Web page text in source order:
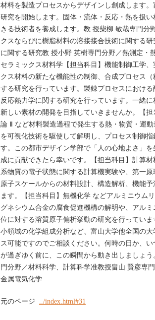
材料を製造プロセスからデザインし創成します
研究を開始します。固体・流体・反応・熱を扱
きる技術者を養成します。教 授柴柳 敏哉専門分
クスならびに樹脂材料の溶接接合技術に関する
に関する研究教 授小野 英樹専門分野／熱
セラミックス材料学【担当科目】機能制御工学、
クス材料の新たな機能性の制御、合成プロセス（
する研究を行っています。製錬プロセスにおける
反応熱力学に関する研究を行っています。一緒に
新しい素材の開発を目指していきませんか。【
論 Ⅱ など材料製造過程で発生する熱・物質・運
を可視化技術を駆使して解明し、プロセス制御指
す。この都市デザイン学部で「人の心地よさ」
成に貢献できたら幸いです。【担当科目】計算材
系物質の電子状態に関する計算機実験や、第一原
原子スケールからの材料設計、構造解析、機能
ます。【担当科目】無機化学 などアルミニウム
グネシウム合金の腐食促進機構の解明や、アル
位に対する溶質原子偏析挙動の研究を行ってい
小領域の化学組成分析など、富山大学他全国の
ス可能ですのでご相談ください。何時の日か、
が過ぎゆく前に、この瞬間から動き出しましょ
門分野／材料科学、計算科学准教授畠山 賢彦専門
金属電気化学
元のページ ../index.html#31